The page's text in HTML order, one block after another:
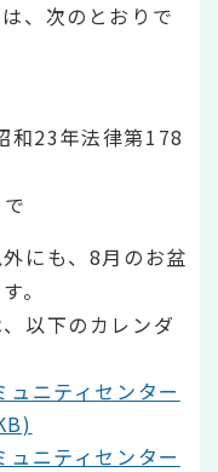
、次のとおりで
和23年法律第178
にも、8月のお盆
。
以下のカレンダ
ニティセンター
ニティセンター